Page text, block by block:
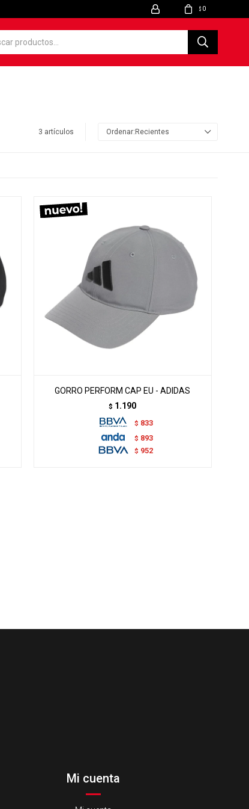
$ 0
3 artículos Recientes
GORRO PERFORM CAP EU - ADIDAS
$ 1.190
$ 833
$ 893
$ 952
Mi cuenta